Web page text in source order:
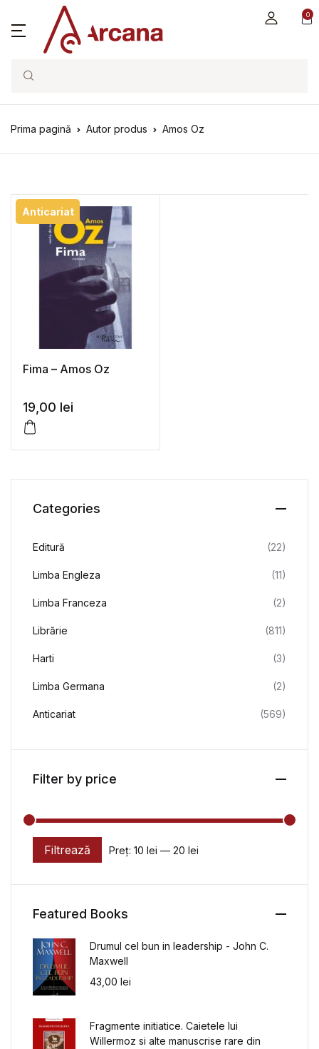
0
Search
Prima pagină Autor produs Amos Oz
Anticariat
Fima – Amos Oz
19,00 lei
Categories
Editură (22)
Limba Engleza (11)
Limba Franceza (2)
Librărie (811)
Harti (3)
Limba Germana (2)
Anticariat (569)
Filter by price
Preț minim
Preț maxim
Filtrează Preț: 10 lei — 20 lei
Featured Books
Drumul cel bun in leadership - John C.
Maxwell
43,00 lei
Fragmente initiatice. Caietele lui
Willermoz si alte manuscrise rare din